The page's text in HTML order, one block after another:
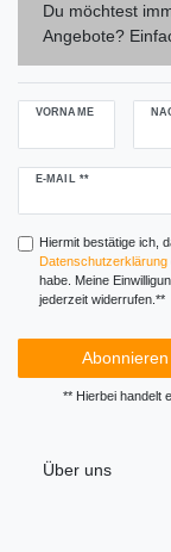
Du möchtest
Angebote?
VORNAME
E-MAIL **
Newsletter
Hiermit bestätige ich,
Daten­schutz­erklärung
habe. Meine
jederzeit widerrufen.**
Abonnieren
** Hierbei handelt
Über uns